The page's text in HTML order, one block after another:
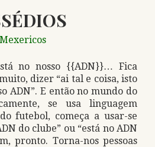
Mexericos
no nosso {{ADN}}… Fica
dizer “ai tal e coisa, isto
ADN”. E então no mundo do
se usa linguagem
futebol, começa a usar-se
do clube” ou “está no ADN
pronto. Torna-nos pessoas